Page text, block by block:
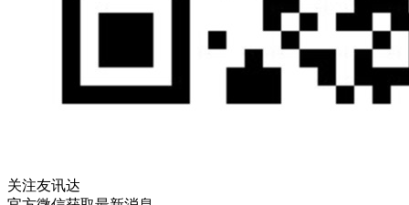
关注友讯达